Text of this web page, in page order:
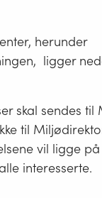
herunder
ligger
skal sendes
til
vil ligge
interesserte.